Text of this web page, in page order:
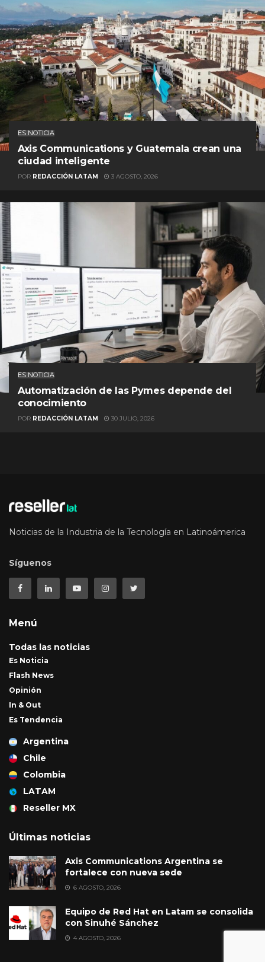
ES NOTICIA
Axis Communications y Guatemala crean una
ciudad inteligente
POR REDACCIÓN LATAM 3 AGOSTO, 2026
ES NOTICIA
Automatización de las Pymes depende del
conocimiento
POR REDACCIÓN LATAM 30 JULIO, 2026
Noticias de la Industria de la Tecnología en Latinoámerica
Síguenos
Menú
Todas las noticias
Es Noticia
Flash News
Opinión
In & Out
Es Tendencia
Argentina
Chile
Colombia
LATAM
Reseller MX
Últimas noticias
Axis Communications Argentina se
fortalece con nueva sede
6 AGOSTO, 2026
Equipo de Red Hat en Latam se consolida
con Sinuhé Sánchez
4 AGOSTO, 2026